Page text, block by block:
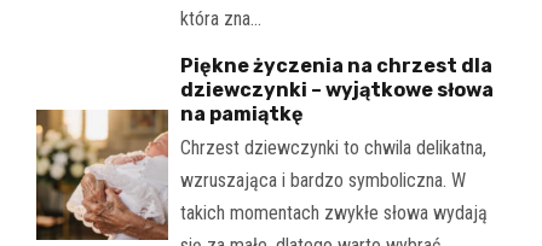
która zna…
Piękne życzenia na chrzest dla
dziewczynki – wyjątkowe słowa
na pamiątkę
Chrzest dziewczynki to chwila delikatna,
wzruszająca i bardzo symboliczna. W
takich momentach zwykłe słowa wydają